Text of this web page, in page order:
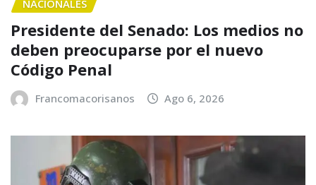
NACIONALES
Presidente del Senado: Los medios no
deben preocuparse por el nuevo
Código Penal
Francomacorisanos Ago 6, 2026